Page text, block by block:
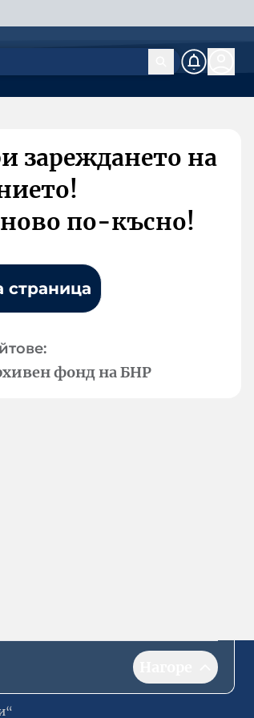
зареждането на
по-късно!
страница
фонд на БНР